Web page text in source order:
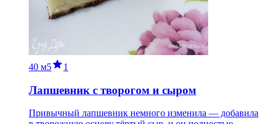
40 м5 1
Лапшевник с творогом и сыром
Привычный лапшевник немного изменила — добавила